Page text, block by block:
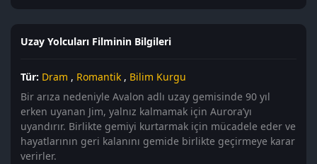
Uzay Yolcuları Filminin Bilgileri
Tür: Dram , Romantik , Bilim Kurgu
Bir arıza nedeniyle Avalon adlı uzay gemisinde 90 yıl
erken uyanan Jim, yalnız kalmamak için Aurora’yı
uyandırır. Birlikte gemiyi kurtarmak için mücadele eder ve
hayatlarının geri kalanını gemide birlikte geçirmeye karar
verirler.